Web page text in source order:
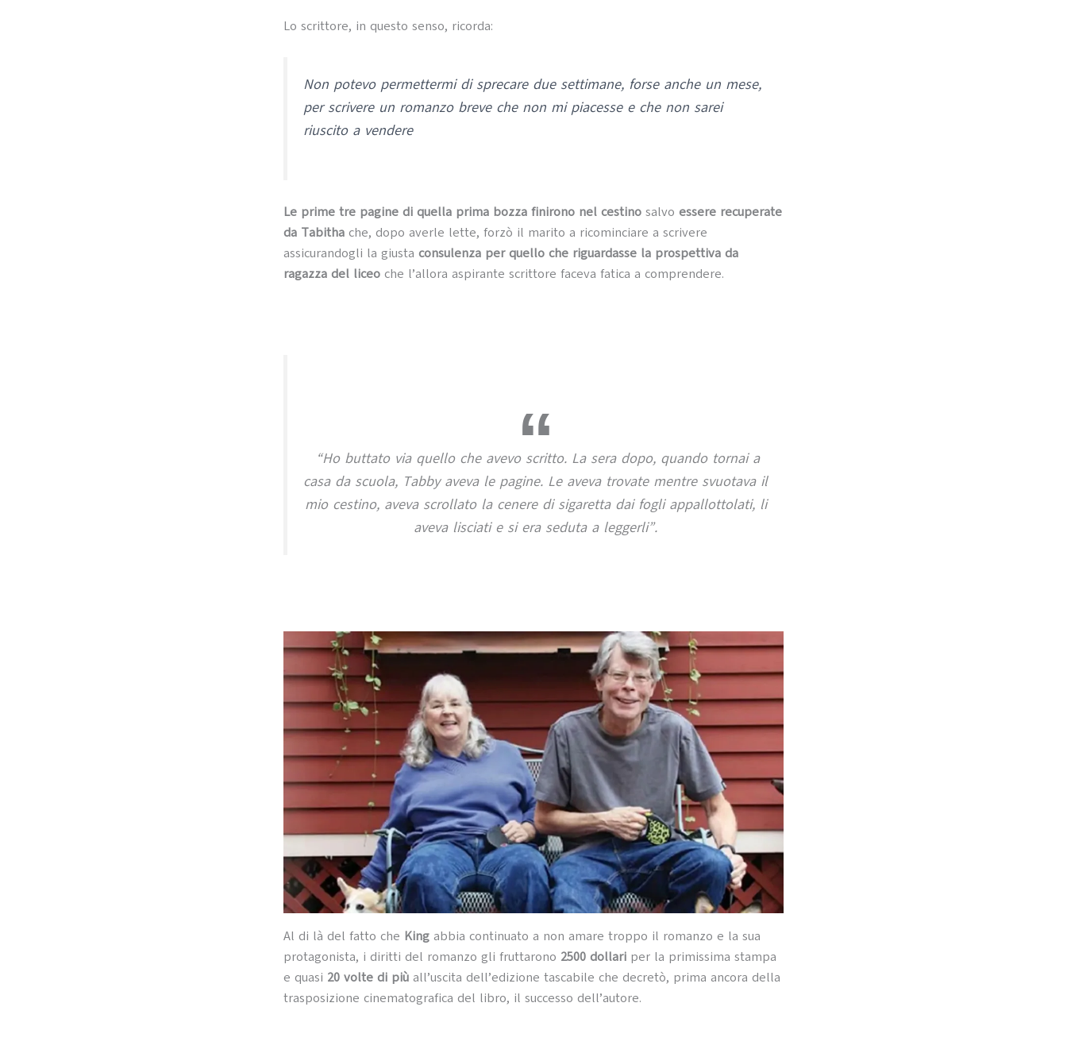
Lo scrittore, in questo senso, ricorda:
Non potevo permettermi di sprecare due settimane, forse anche un mese,
per scrivere un romanzo breve che non mi piacesse e che non sarei
riuscito a vendere
Le prime tre pagine di quella prima bozza finirono nel cestino salvo essere recuperate
da Tabitha che, dopo averle lette, forzò il marito a ricominciare a scrivere
assicurandogli la giusta consulenza per quello che riguardasse la prospettiva da
ragazza del liceo che l’allora aspirante scrittore faceva fatica a comprendere.
“Ho buttato via quello che avevo scritto. La sera dopo, quando tornai a
casa da scuola, Tabby aveva le pagine. Le aveva trovate mentre svuotava il
mio cestino, aveva scrollato la cenere di sigaretta dai fogli appallottolati, li
aveva lisciati e si era seduta a leggerli”.
Al di là del fatto che King abbia continuato a non amare troppo il romanzo e la sua
protagonista, i diritti del romanzo gli fruttarono 2500 dollari per la primissima stampa
e quasi 20 volte di più all’uscita dell’edizione tascabile che decretò, prima ancora della
trasposizione cinematografica del libro, il successo dell’autore.